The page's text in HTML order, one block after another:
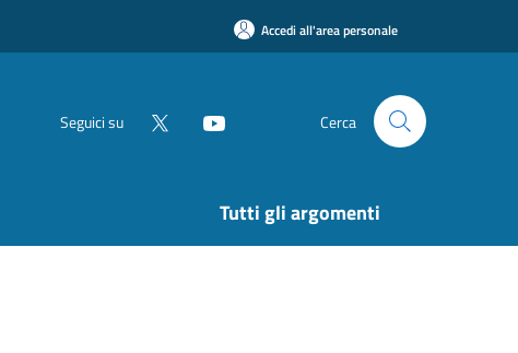
Accedi all'area personale
Seguici su Cerca
Tutti gli argomenti